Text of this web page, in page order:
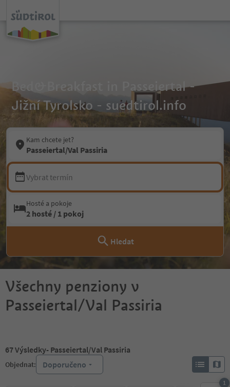
Bed&Breakfast in Passeiertal -
Jižní Tyrolsko - suedtirol.info
Kam chcete jet?
Passeiertal/Val Passiria
Vybrat termín
Hosté a pokoje
2 hosté / 1 pokoj
Hledat
Všechny penziony v
Passeiertal/Val Passiria
67Výsledky- Passeiertal/Val Passiria
Objednat: Doporučeno
1